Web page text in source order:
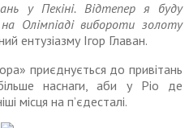
у Пекіні. Відтепер я буду
Олімпіаді вибороти золоту
ентузіазму Ігор Главан.
приєднується до привітань
наснаги, аби у Ріо де
місця на п’єдесталі.